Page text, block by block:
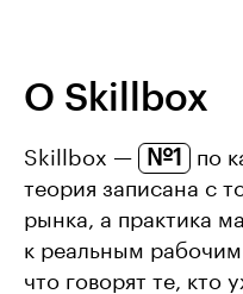
О Skillbox
Skillbox — №1
по
теория записана с
рынка, а практика
к реальным
что говорят те, кто